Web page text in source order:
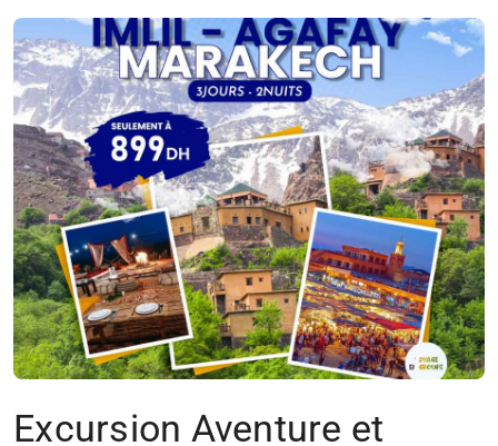
Excursion Aventure et